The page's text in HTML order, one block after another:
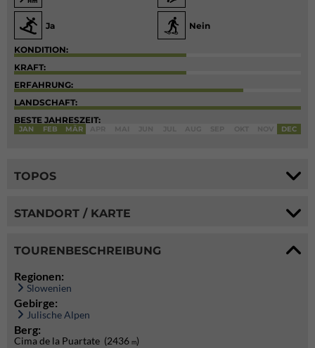
Ja Nein
KONDITION:
KRAFT:
ERFAHRUNG:
LANDSCHAFT:
BESTE JAHRESZEIT:
JAN FEB MÄR DEC
TOPOS
STANDORT / KARTE
TOURENBESCHREIBUNG
Regionen:
Slowenien
Gebirge:
Julische Alpen
Berg:
Cima de la Puartate (2436 m)